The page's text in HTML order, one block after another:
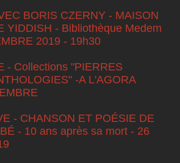
BORIS CZERNY - MAISON
YIDDISH - Bibliothèque Medem
2019 - 19h30
- Collections "PIERRES
-A L'AGORA
- CHANSON ET POÉSIE DE
- 10 ans après sa mort - 26